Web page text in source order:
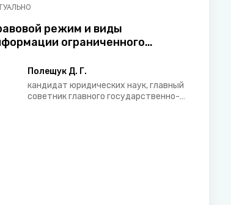
режим и виды
ограниченного
Полещук Д. Г.
кандидат юридических наук, главный
советник главного государственно-